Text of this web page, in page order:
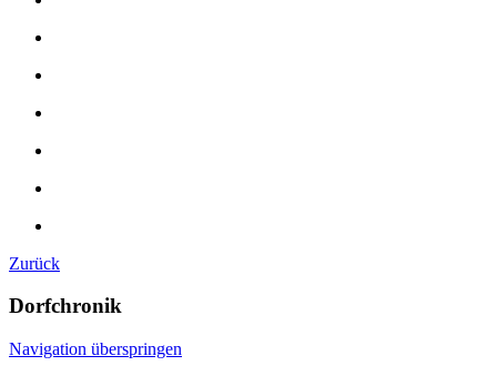
Zurück
Dorfchronik
Navigation überspringen